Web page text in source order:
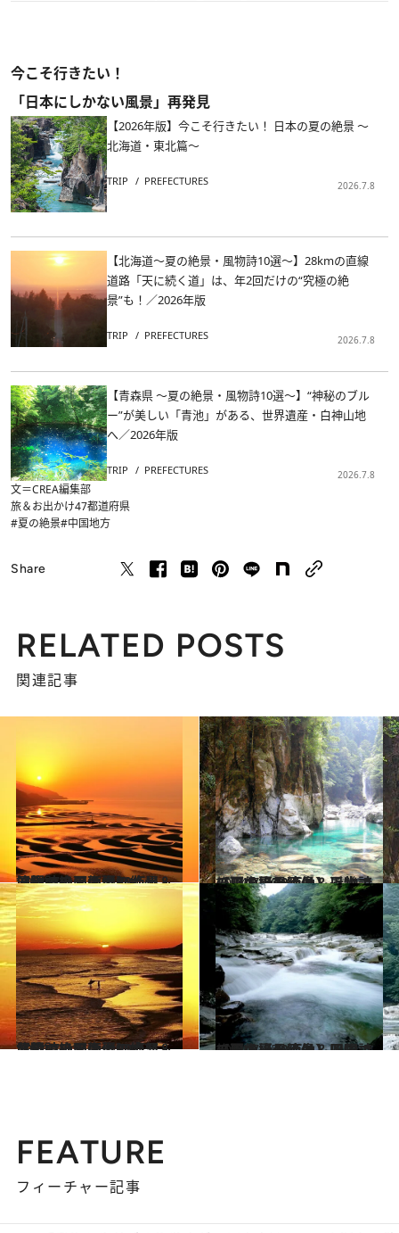
今こそ行きたい！
「日本にしかない風景」再発見
【2026年版】今こそ行きたい！ 日本の夏の絶景 ～
北海道・東北篇～
TRIP PREFECTURES 2026.7.8
【北海道～夏の絶景・風物詩10選～】28kmの直線
道路「天に続く道」は、年2回だけの“究極の絶
景”も！／2026年版
TRIP PREFECTURES 2026.7.8
【青森県 ～夏の絶景・風物詩10選～】“神秘のブル
ー”が美しい「青池」がある、世界遺産・白神山地
へ／2026年版
TRIP PREFECTURES 2026.7.8
文＝CREA編集部
旅＆お出かけ47都道府県
#夏の絶景#中国地方
Share
RELATED POSTS
関連記事
2024.7.8
【夏の絶景画像】九州・沖縄エリアの夏の絶景＆風物詩の画像（80点）
旅＆お出かけ 2024.7.20
【夏の絶景画像】近畿エリアの夏の絶景＆風物詩の画像（70点）
旅＆お出かけ
2024.7.21
【夏の絶景画像】中部・北陸エリアの夏の絶景＆風物詩の画像（90点）
旅＆お出かけ 2024.7.15
【夏の絶景画像】四国エリアの夏の絶景＆風物詩の画像（40点）
旅＆お出かけ
FEATURE
フィーチャー記事